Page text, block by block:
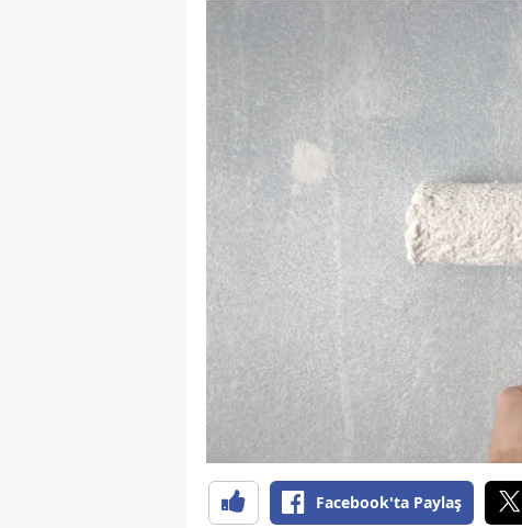
Facebook'ta Paylaş